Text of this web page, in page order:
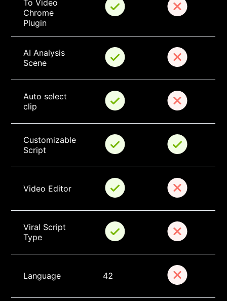
To Video
Chrome
Plugin
AI Analysis
Scene
Auto select
clip
Customizable
Script
Video Editor
Viral Script
Type
Language 42